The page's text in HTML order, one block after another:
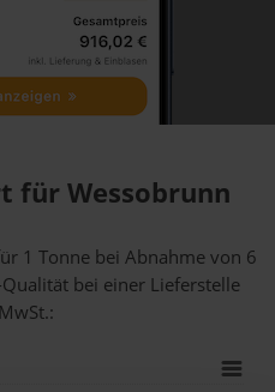
für Wessobrunn
1 Tonne bei Abnahmevon 6
bei einer Lieferstelle